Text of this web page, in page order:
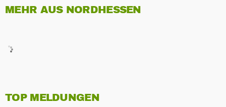
MEHR AUS NORDHESSEN
TOP MELDUNGEN